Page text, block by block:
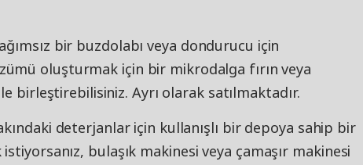
bir buzdolabı veya dondurucu için
oluşturmak için bir mikrodalga fırın veya
birleştirebilisiniz. Ayrı olarak satılmaktadır.
deterjanlar için kullanışlı bir depoya sahip bir
bulaşık makinesi veya çamaşır makinesi